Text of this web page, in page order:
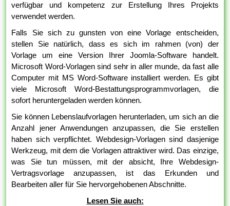
verfügbar und kompetenz zur Erstellung Ihres Projekts
verwendet werden.
Falls Sie sich zu gunsten von eine Vorlage entscheiden,
stellen Sie natürlich, dass es sich im rahmen (von) der
Vorlage um eine Version Ihrer Joomla-Software handelt.
Microsoft Word-Vorlagen sind sehr in aller munde, da fast alle
Computer mit MS Word-Software installiert werden. Es gibt
viele Microsoft Word-Bestattungsprogrammvorlagen, die
sofort heruntergeladen werden können.
Sie können Lebenslaufvorlagen herunterladen, um sich an die
Anzahl jener Anwendungen anzupassen, die Sie erstellen
haben sich verpflichtet. Webdesign-Vorlagen sind dasjenige
Werkzeug, mit dem die Vorlagen attraktiver wird. Das einzige,
was Sie tun müssen, mit der absicht, Ihre Webdesign-
Vertragsvorlage anzupassen, ist das Erkunden und
Bearbeiten aller für Sie hervorgehobenen Abschnitte.
Lesen Sie auch: